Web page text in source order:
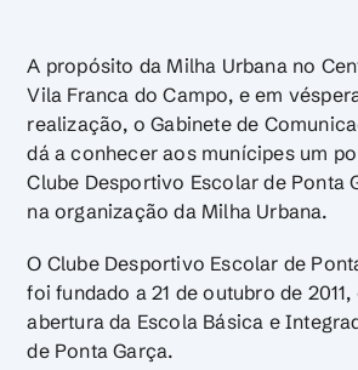
A propósito da Milha Urbana no
Vila Franca do Campo, e em
realização, o Gabinete de
dá a conhecer aos munícipes um
Clube Desportivo Escolar de Ponta
na organização da Milha Urbana.
O Clube Desportivo Escolar de
foi fundado a 21 de outubro de
abertura da Escola Básica e
de Ponta Garça.